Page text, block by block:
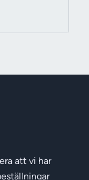
att vi har